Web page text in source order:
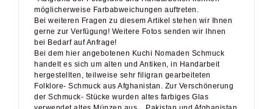
Bei weiteren Fragen zu diesem Artikel stehen wir Ihnen
gerne zur Verfügung! Weitere Fotos senden wir Ihnen
bei Bedarf auf Anfrage!
Bei dem hier angebotenen Kuchi Nomaden Schmuck
handelt es sich um alten und Antiken, in Handarbeit
hergestellten, teilweise sehr filigran gearbeiteten
Folklore- Schmuck aus Afghanistan. Zur Verschönerung
der Schmuck- Stücke wurden altes farbiges Glas
verwendet altes Münzen aus , Pakistan und Afghanistan
verwendet. Nach Jahren des Nutzung vor den Stämmen